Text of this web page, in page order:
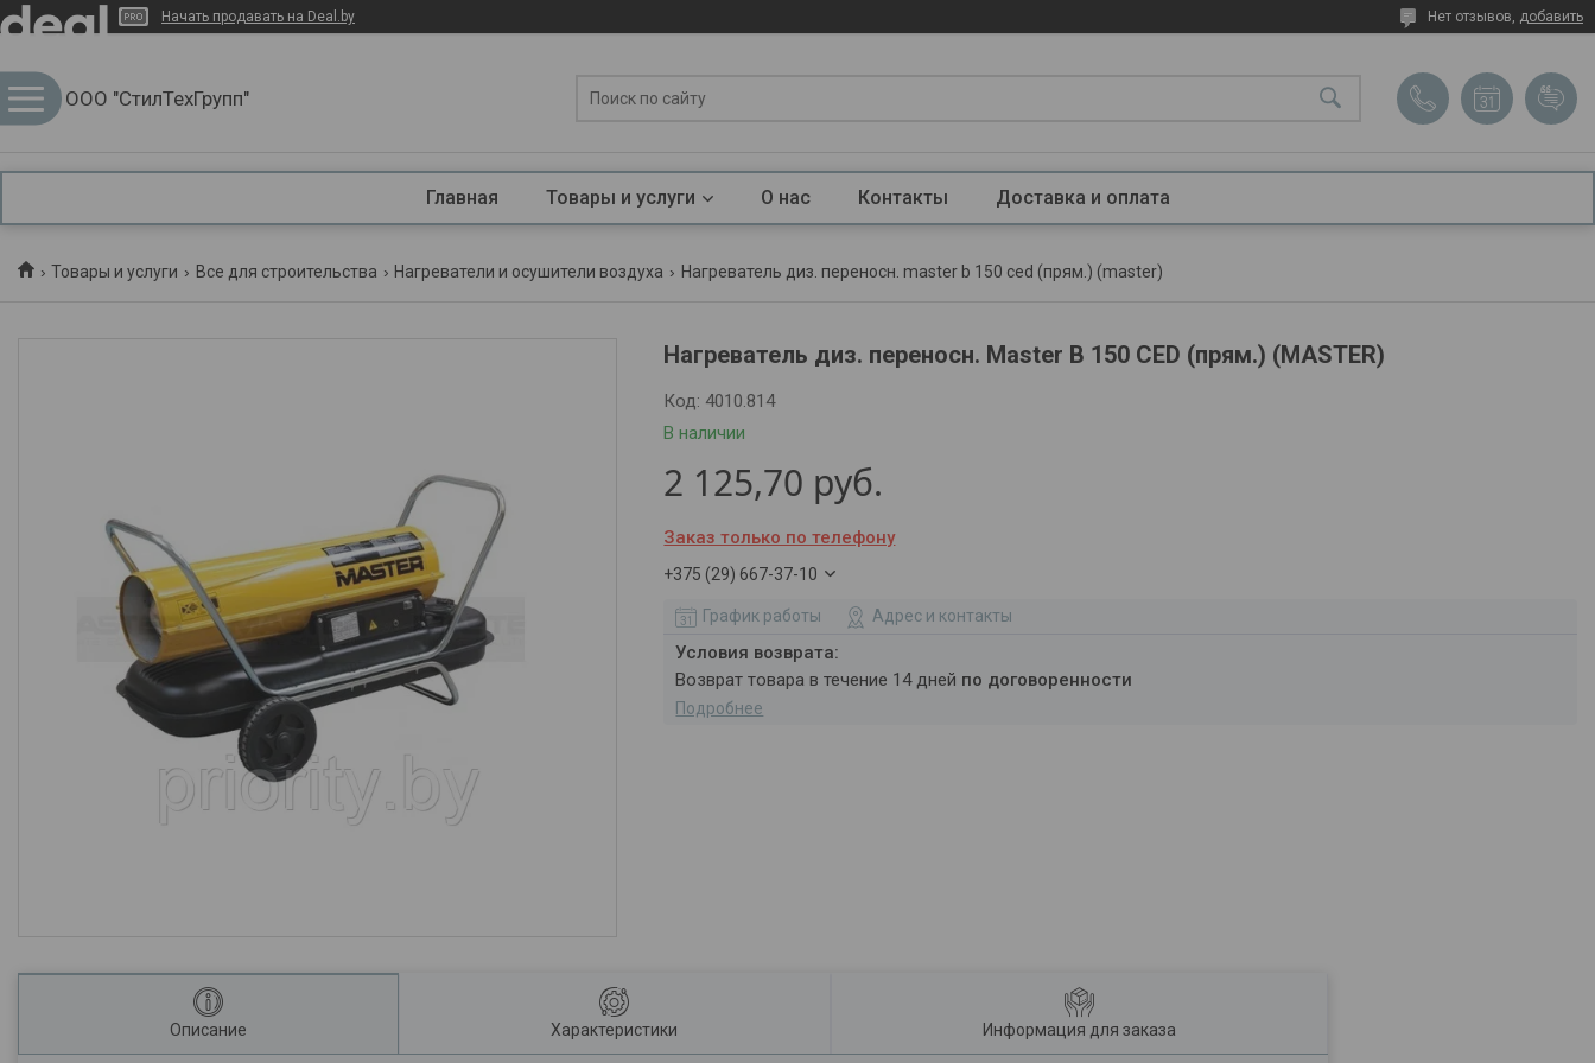
Начать продавать на Deal.by Нет отзывов, добавить
ООО "СтилТехГрупп"
Главная Товары и услуги О нас Контакты Доставка и оплата
Товары и услуги Все для строительства Нагреватели и осушители воздуха Нагреватель диз. переносн. master b 150 ced (прям.) (master)
Нагреватель диз. переносн. Master B 150 CED (прям.) (MASTER)
В наличии
Код: 4010.814
2 125,70 руб.
Заказ только по телефону
+375 (29) 667-37-10
График работы Адрес и контакты
возврат товара в течение 14 дней по договоренности
Подробнее
Описание Характеристики Информация для заказа